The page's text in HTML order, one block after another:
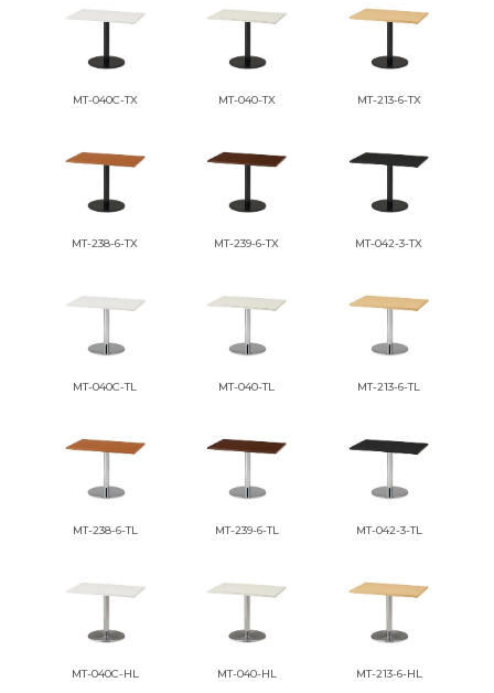
MT-040C-TX MT-040-TX MT-213-6-TX
MT-238-6-TX MT-239-6-TX MT-042-3-TX
MT-040C-TL MT-040-TL MT-213-6-TL
MT-238-6-TL MT-239-6-TL MT-042-3-TL
MT-040C-HL MT-040-HL MT-213-6-HL